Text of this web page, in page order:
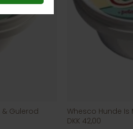
Gulerod
Whesco Hunde Is
DKK 42,00